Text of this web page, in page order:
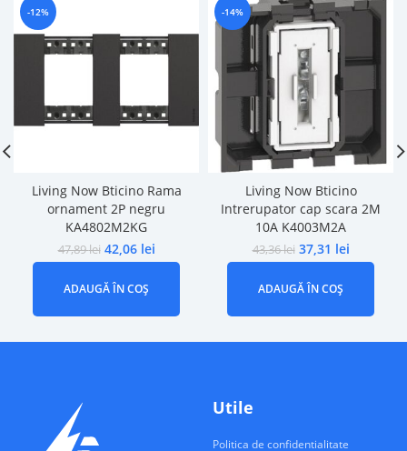
-12%
Living Now Bticino Rama
ornament 2P negru
KA4802M2KG
47,89lei 42,06 lei
ADAUGĂ ÎN COȘ
-14%
Living Now Bticino
Intrerupator cap scara 2M
10A K4003M2A
43,36lei 37,31 lei
ADAUGĂ ÎN COȘ
Utile
Politica de confidentialitate